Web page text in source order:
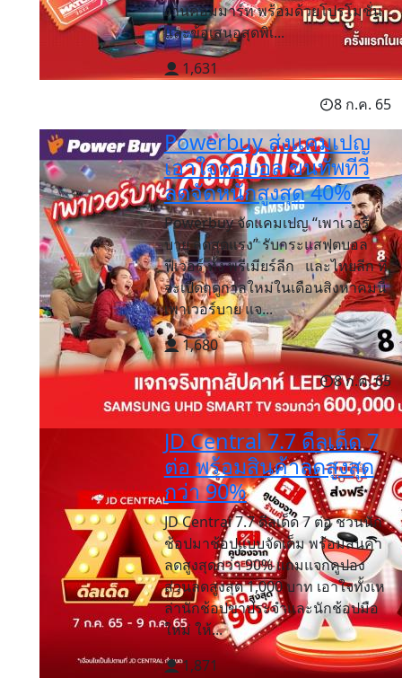
งานคอมมาร์ท พร้อมด้วยโปรโมชั่น
และข้อเสนอสุดพิเ...
1,631
8 ก.ค. 65
Powerbuy ส่งแคมเปญ
เอาใจคอบอล ขนทัพทีวี
ลดจัดหนักสูงสุด 40%
Powerbuy จัดแคมเปญ “เพาเวอร์
บาย ลดสุดแรง” รับกระแสฟุตบอล
ฟีเวอร์ ทั้ง พรีเมียร์ลีก และไทยลีก ที่
จะเปิดฤดูกาลใหม่ในเดือนสิงหาคมนี้
เพาเวอร์บาย แจ...
1,680
8 ก.ค. 65
JD Central 7.7 ดีลเด็ด 7
ต่อ พร้อมสินค้าลดสูงสุด
กว่า 90%
JD Central 7.7 ดีลเด็ด 7 ต่อ ชวนนัก
ช้อปมาช้อปแบบจัดเต็ม พร้อมสินค้า
ลดสูงสุดกว่า 90% แถมแจกคูปอง
ส่วนลดสูงสุด 1,000 บาท เอาใจทั้งเห
ล่านักช้อปขาประจำและนักช้อปมือ
ใหม่ ให้...
1,871